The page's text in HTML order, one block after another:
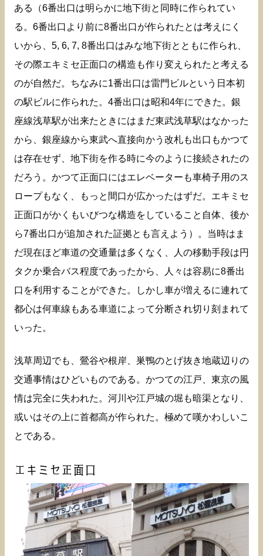
ある（6番出口は明らかに地下街と同時に作られてい
る。6番出口より前に8番出口が作られたとは考えにく
いから、5, 6, 7, 8番出口はみな地下街とともに作られ、
その際エキミセ正面口の構造も作り変えられたと考える
のが自然だ。ちなみに1番出口は雷門ビルという日本初
の駅ビルに作られた。4番出口は昭和4年にできた。銀
座線浅草駅が出来たときにはまだ東武浅草駅はなかった
から、銀座線から東武へ直接向かう改札も出口もかつて
は存在せず、地下街を作る時に今のように接続されたの
だろう。かつて正面口にはエレベーターも車椅子用のス
ロープもなく、もっと間口が広かったはずだ。エキミセ
正面口がかくもいびつな構造をしていること自体、後か
ら7番出口が追加された証拠とも言えよう）。当時はま
だ現在ほど車道の交通量は多くなく、人の移動手段は円
タクか乗合バス程度であったから、人々は容易に8番出
口を利用することができた。しかし車が増えるに連れて
都心は何車線もある車道によって分断され切り刻まれて
いった。
浅草周辺でも、鶯谷や根岸、巣鴨のとげ抜き地蔵辺りの
交通事情はひどいものである。かつての江戸、東京の風
情は完全に失われた。河川や江戸城の堀も暗渠となり、
或いはその上に首都高が作られた。極めて嘆かわしいこ
とである。
エキミセ正面口